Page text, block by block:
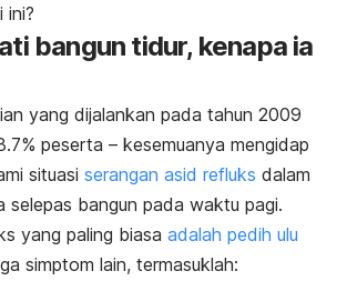
ini?
bangun tidur, kenapa ia
yang dijalankan pada tahun 2009
peserta – kesemuanya mengidap
situasi serangan asid refluks dalam
selepas bangun pada waktu pagi.
yang paling biasa adalah pedih ulu
simptom lain, termasuklah: